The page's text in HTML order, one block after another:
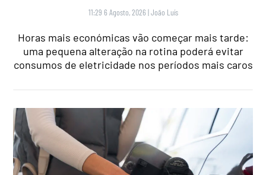
11:29 6 Agosto, 2026 |João Luís
Horas mais económicas vão começar mais tarde:
uma pequena alteração na rotina poderá evitar
consumos de eletricidade nos períodos mais caros